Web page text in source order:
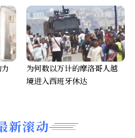
新滚动
为何数以万计的摩洛哥人越
境进入西班牙休达